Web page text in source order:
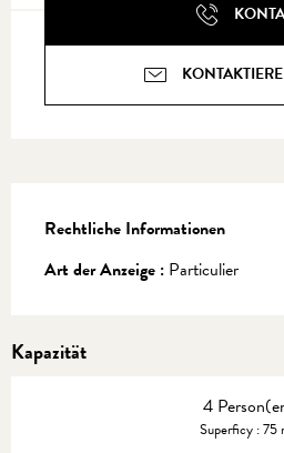
Rechtliche Informationen
Rechtliche Informationen
Art der Anzeige : Particulier
Kapazität
4
Superficy : 75